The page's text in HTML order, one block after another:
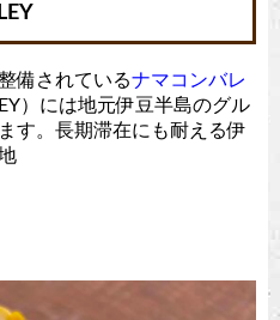
備されているナマコンバレ
）には地元伊豆半島のグル
す。長期滞在にも耐える伊